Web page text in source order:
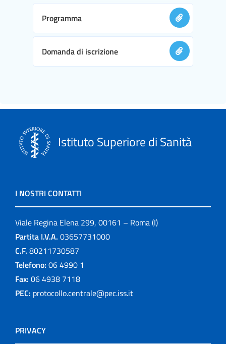
Programma
Domanda di iscrizione
Istituto Superiore di Sanità
I NOSTRI CONTATTI
Viale Regina Elena 299, 00161 – Roma (I)
Partita I.V.A. 03657731000
C.F. 80211730587
Telefono: 06 4990 1
Fax: 06 4938 7118
PEC: protocollo.centrale@pec.iss.it
PRIVACY